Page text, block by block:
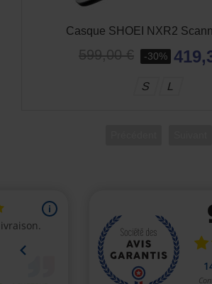
Casque SHOEI NXR2
599,00 € -30%
XS L